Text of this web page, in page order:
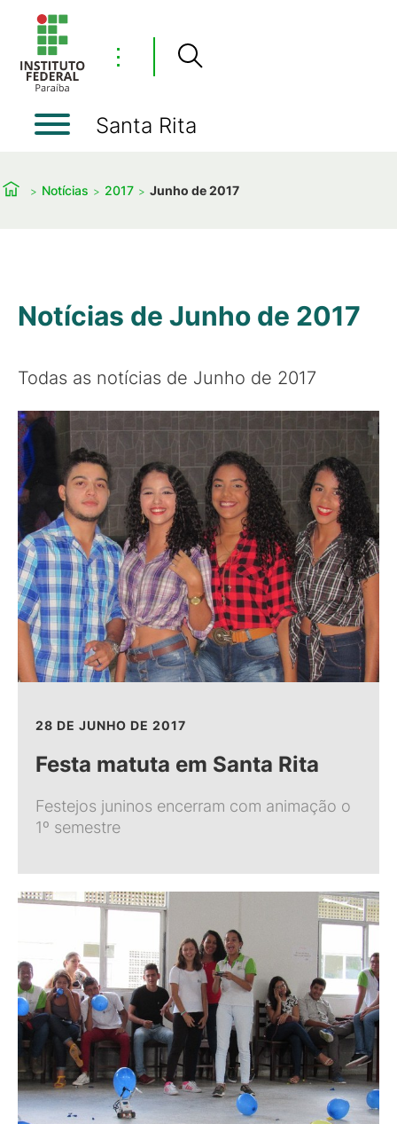
⋮
Santa Rita
Notícias 2017 Junho de 2017
Notícias de Junho de 2017
Todas as notícias de Junho de 2017
28 DE JUNHO DE 2017
Festa matuta em Santa Rita
Festejos juninos encerram com animação o
1º semestre